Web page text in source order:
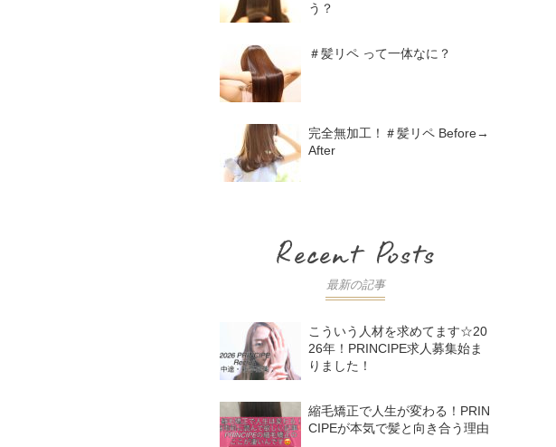
う？
＃髪リペ って一体なに？
完全無加工！＃髪リペ Before→
After
最新の記事
こういう人材を求めてます☆20
26年！PRINCIPE求人募集始ま
りました！
縮毛矯正で人生が変わる！PRIN
CIPEが本気で髪と向き合う理由